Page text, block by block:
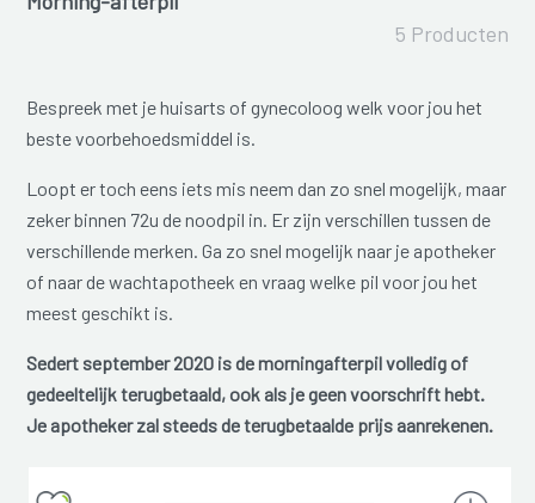
5 Producten
Bespreek met je huisarts of gynecoloog welk voor jou het
beste voorbehoedsmiddel is.
Loopt er toch eens iets mis neem dan zo snel mogelijk, maar
zeker binnen 72u de noodpil in. Er zijn verschillen tussen de
verschillende merken. Ga zo snel mogelijk naar je apotheker
of naar de wachtapotheek en vraag welke pil voor jou het
meest geschikt is.
Sedert september 2020 is de morningafterpil volledig of
gedeeltelijk terugbetaald, ook als je geen voorschrift hebt.
Je apotheker zal steeds de terugbetaalde prijs aanrekenen.